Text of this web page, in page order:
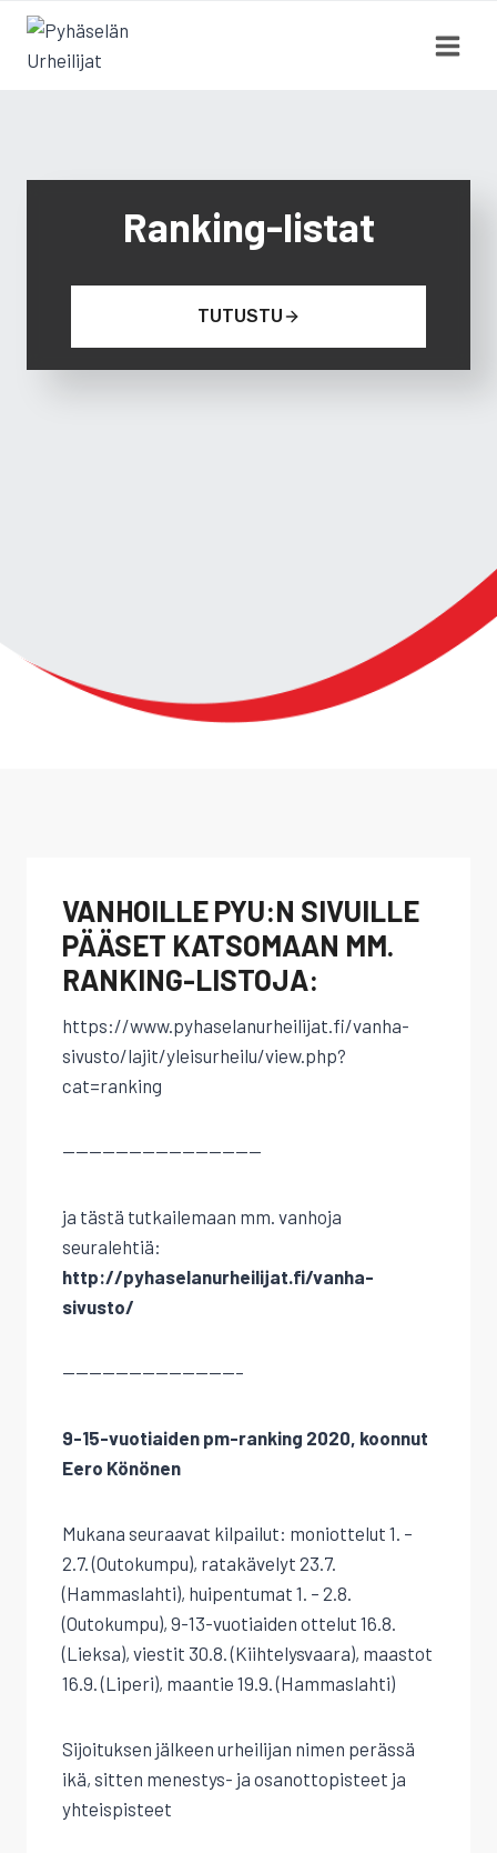
Siirry
sisältöön
Ranking-listat
TUTUSTU
VANHOILLE PYU:N SIVUILLE
PÄÄSET KATSOMAAN MM.
RANKING-LISTOJA:
https://www.pyhaselanurheilijat.fi/vanha-
sivusto/lajit/yleisurheilu/view.php?
cat=ranking
———————————————
ja tästä tutkailemaan mm. vanhoja
seuralehtiä:
http://pyhaselanurheilijat.fi/vanha-
sivusto/
—————————————–
9-15-vuotiaiden pm-ranking 2020, koonnut
Eero Könönen
Mukana seuraavat kilpailut: moniottelut 1. –
2.7. (Outokumpu), ratakävelyt 23.7.
(Hammaslahti), huipentumat 1. – 2.8.
(Outokumpu), 9-13-vuotiaiden ottelut 16.8.
(Lieksa), viestit 30.8. (Kiihtelysvaara), maastot
16.9. (Liperi), maantie 19.9. (Hammaslahti)
Sijoituksen jälkeen urheilijan nimen perässä
ikä, sitten menestys- ja osanottopisteet ja
yhteispisteet